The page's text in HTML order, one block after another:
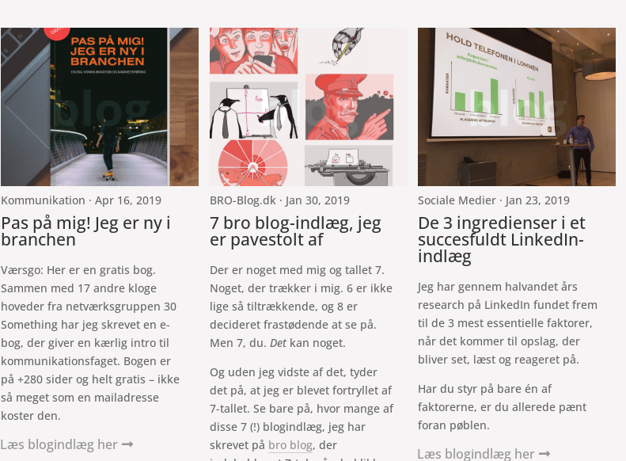
blog
Kommunikation · Apr 16, 2019
Pas på mig! Jeg er ny i
branchen
Værsgo: Her er en gratis bog.
Sammen med 17 andre kloge
hoveder fra netværksgruppen 30
Something har jeg skrevet en e-
bog, der giver en kærlig intro til
kommunikationsfaget. Bogen er
på +280 sider og helt gratis – ikke
så meget som en mailadresse
koster den.
Læs blogindlæg her
blog
BRO-Blog.dk · Jan 30, 2019
7 bro blog-indlæg, jeg
er pavestolt af
Der er noget med mig og tallet 7.
Noget, der trækker i mig. 6 er ikke
lige så tiltrækkende, og 8 er
decideret frastødende at se på.
Men 7, du. Det kan noget.
Og uden jeg vidste af det, tyder
det på, at jeg er blevet fortryllet af
7-tallet. Se bare på, hvor mange af
disse 7 (!) blogindlæg, jeg har
skrevet på bro blog, der
blog
Sociale Medier · Jan 23, 2019
De 3 ingredienser i et
succesfuldt LinkedIn-
indlæg
Jeg har gennem halvandet års
research på LinkedIn fundet frem
til de 3 mest essentielle faktorer,
når det kommer til opslag, der
bliver set, læst og reageret på.
Har du styr på bare én af
faktorerne, er du allerede pænt
foran pøblen.
Læs blogindlæg her